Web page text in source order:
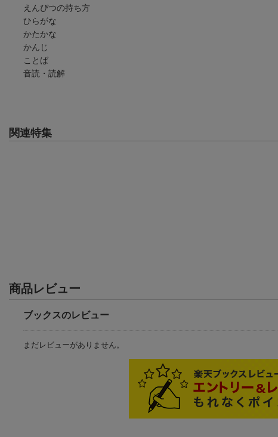
えんぴつの持ち方
ひらがな
かたかな
かんじ
ことば
音読・読解
関連特集
商品レビュー
ブックスのレビュー
まだレビューがありません。